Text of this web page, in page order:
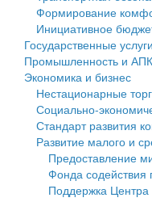
Государственные
Промышленность и АПК
Экономика и бизнес
Символика
Устав
Гостям округа
Туризм
Культура
Образование
муниципального
Администрация
Тверской области
Управление
Открытые данные
Работа с
Финансовое
Бюджет для граждан
Имущество
Выявление
объектов
Имущественная
Формирование
Инициативное
Государственные услуги
Промышленность и АПК
Экономика и бизнес
Нестационарные
Социально-
Стандарт развития
Развитие малого и
Предоставление
Фонда содействия
Поддержка Центра